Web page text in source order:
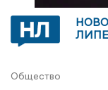
Общество